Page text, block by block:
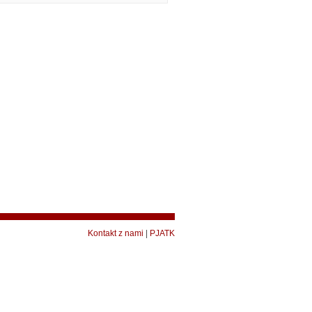
Kontakt z nami PJATK